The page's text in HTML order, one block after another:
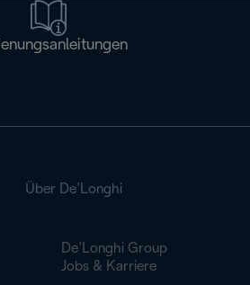
Über De’Longhi
De’Longhi Group
Jobs & Karriere